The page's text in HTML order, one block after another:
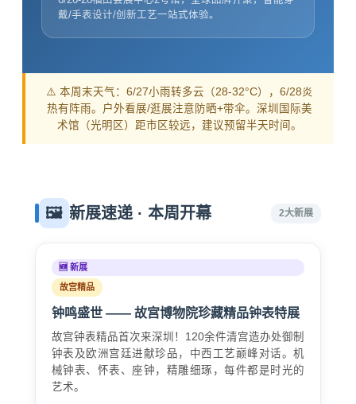
戴/手表设计/创新工艺一站式体验。
⚠️ 本周末天气：6/27小雨转多云（28-32°C），6/28炎
热有阵雨。户外看展/逛展注意防晒+带伞。深圳国际美
术馆（光明区）距市区较远，建议预留半天时间。
🖼️ 新展速递 · 本周开幕 2大新展
🆕 新展
故宫精品
钟鸣盛世 —— 故宫博物院珍藏精品钟表特展
故宫钟表精品首次来深圳！120余件清宫造办处御制
钟表及欧洲宫廷进献珍品，中西工艺巅峰对话。机
械钟表、怀表、座钟，精雕细琢，每件都是时光的
艺术。